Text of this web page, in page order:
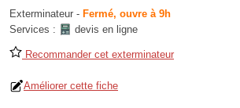
Exterminateur - Fermé, ouvre à 9h
Services :
devis en ligne
Recommander cet exterminateur
Améliorer cette fiche